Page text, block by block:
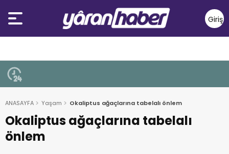
Giriş
Yap
ANASAYFA Yaşam Okaliptus ağaçlarına tabelalı önlem
Okaliptus ağaçlarına tabelalı
önlem